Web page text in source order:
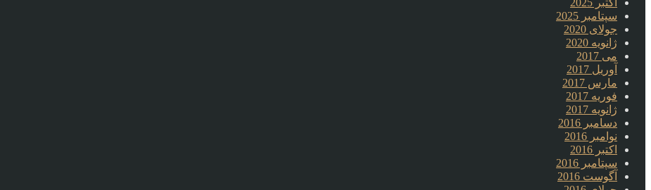
اکتبر 2025
سپتامبر 2025
جولای 2020
ژانویه 2020
می 2017
آوریل 2017
مارس 2017
فوریه 2017
ژانویه 2017
دسامبر 2016
نوامبر 2016
اکتبر 2016
سپتامبر 2016
آگوست 2016